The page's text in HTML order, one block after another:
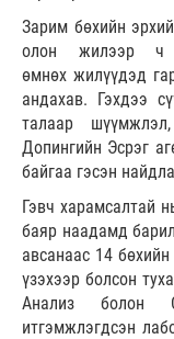
Зарим бөхийн
олон жилээр ч
өмнөх жилүүдэд
андахав. Гэхдээ
талаар
Допингийн Эсрэг
байгаа гэсэн
Гэвч харамсалтай
баяр наадамд
авсанаас 14
үзэхээр болсон
Анализ болон
итгэмжлэгдсэн